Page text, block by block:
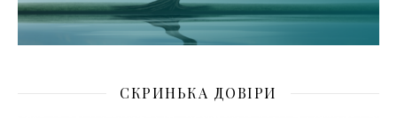
СКРИНЬКА ДОВІРИ